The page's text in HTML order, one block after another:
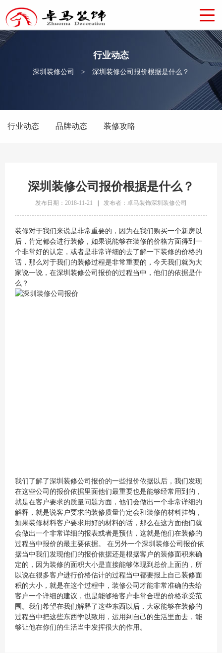
行业动态
深圳装修公司 > 深圳装修公司报价根据是什么？
行业动态 品牌动态 装修攻略
深圳装修公司报价根据是什么？
发布日期：2018-11-21 发布者：卓马装饰深圳装修公司
装修对于我们来说是非常重要的，因为在我们购买一个新房以
后，肯定都会进行装修，如果说能够在装修的价格方面得到一
个非常好的认定，或者是非常详细的去了解一下装修的价格的
话，那么对于我们的装修过程是非常重要的，今天我们就为大
家说一说，在深圳装修公司报价的过程当中，他们的依据是什
么？
我们了解了深圳装修公司报价的一些报价依据以后，我们发现
在这些公司的报价依据里面他们最重要也是能够经常用到的，
就是在客户要求的质量问题方面，他们会做出一个非常详细的
解释，就是说客户要求的装修质量肯定会和装修的材料挂钩，
如果装修材料客户要求用好的材料的话，那么在这方面他们就
会做出一个非常详细的报表或者是预估，这就是他们在装修的
过程当中报价的最主要依据。 在另外一个深圳装修公司报价依
据当中我们发现他们的报价依据还是根据客户的装修面积来确
定的，因为装修的面积大小是直接能够体现到总价上面的，所
以说在很多客户进行价格估计的过程当中都要报上自己装修面
积的大小，就是在这个过程中，装修公司才能非常准确的去给
客户一个详细的建议，也是能够给客户非常合理的价格承受范
围。我们希望在我们解释了这些东西以后，大家能够在装修的
过程当中把这些东西学以致用，运用到自己的生活里面去，能
够让他在你们的生活当中发挥很大的作用。